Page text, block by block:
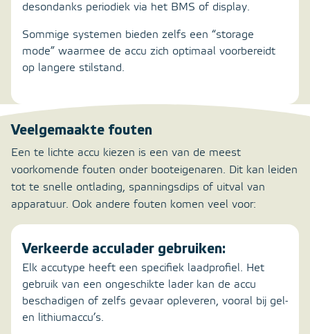
desondanks periodiek via het BMS of display.
Sommige systemen bieden zelfs een “storage
mode” waarmee de accu zich optimaal voorbereidt
op langere stilstand.
Veelgemaakte fouten
Een te lichte accu kiezen is een van de meest
voorkomende fouten onder booteigenaren. Dit kan leiden
tot te snelle ontlading, spanningsdips of uitval van
apparatuur. Ook andere fouten komen veel voor:
Verkeerde acculader gebruiken:
Elk accutype heeft een specifiek laadprofiel. Het
gebruik van een ongeschikte lader kan de accu
beschadigen of zelfs gevaar opleveren, vooral bij gel-
en lithiumaccu’s.